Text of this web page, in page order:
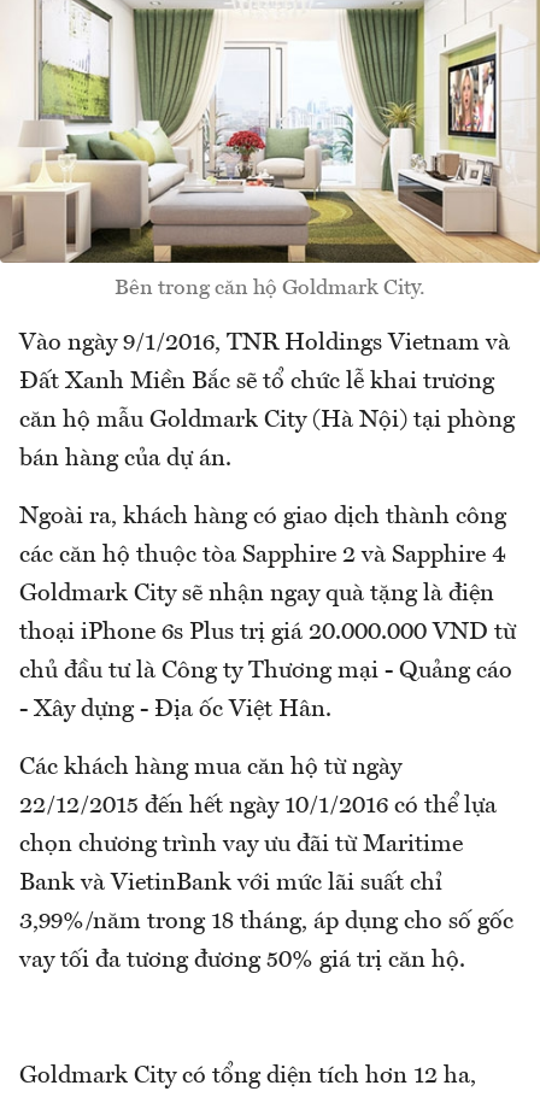
Bên trong căn hộ Goldmark City.
Vào ngày 9/1/2016, TNR Holdings Vietnam và
Đất Xanh Miền Bắc sẽ tổ chức lễ khai trương
căn hộ mẫu Goldmark City (Hà Nội) tại phòng
bán hàng của dự án.
Ngoài ra, khách hàng có giao dịch thành công
các căn hộ thuộc tòa Sapphire 2 và Sapphire 4
Goldmark City sẽ nhận ngay quà tặng là điện
thoại iPhone 6s Plus trị giá 20.000.000 VND từ
chủ đầu tư là Công ty Thương mại - Quảng cáo
- Xây dựng - Địa ốc Việt Hân.
Các khách hàng mua căn hộ từ ngày
22/12/2015 đến hết ngày 10/1/2016 có thể lựa
chọn chương trình vay ưu đãi từ Maritime
Bank và VietinBank với mức lãi suất chỉ
3,99%/năm trong 18 tháng, áp dụng cho số gốc
vay tối đa tương đương 50% giá trị căn hộ.
Goldmark City có tổng diện tích hơn 12 ha,